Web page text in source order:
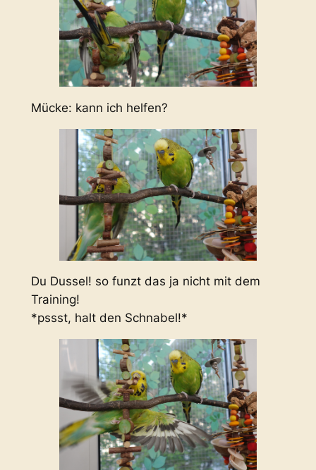
Mücke: kann ich helfen?
Du Dussel! so funzt das ja nicht mit dem
Training!
*pssst, halt den Schnabel!*